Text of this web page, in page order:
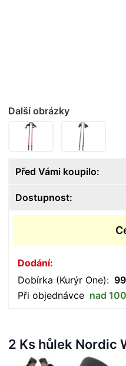
Další obrázky
Před Vámi koupilo:
Dostupnost:
Dodání:
Dobírka (Kurýr One):
Při objednávce nad
2 Ks hůlek Nordic